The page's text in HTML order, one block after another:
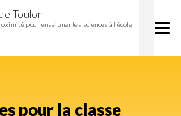
Toulon
pour enseigner les sciences à l’école
pour la classe